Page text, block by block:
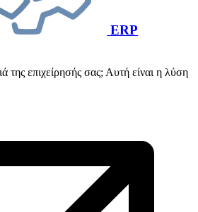
ERP
της επιχείρησής σας; Αυτή είναι η λύση